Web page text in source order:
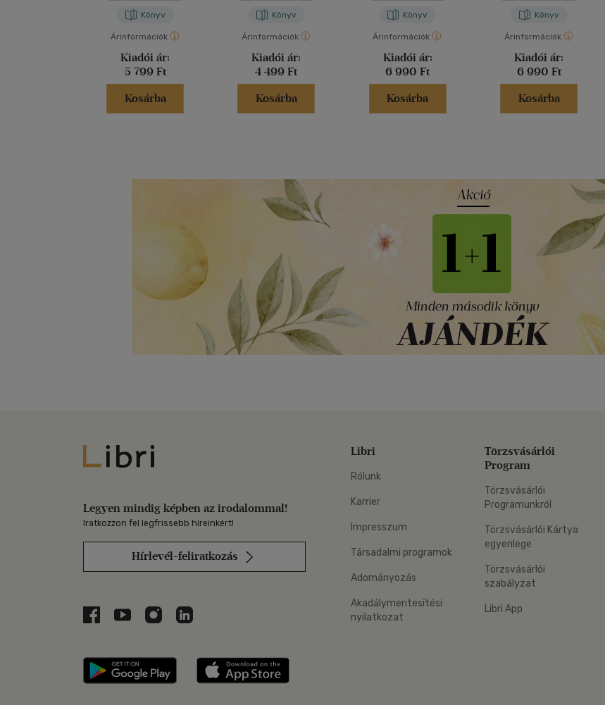
Könyv
Árinformációk
Kiadói ár:
5 799 Ft
Kosárba
Könyv
Árinformációk
Kiadói ár:
4 499 Ft
Kosárba
Könyv
Árinformációk
Kiadói ár:
6 990 Ft
Kosárba
Könyv
Árinformációk
Kiadói ár:
6 990 Ft
Kosárba
Libri
Legyen mindig képben az irodalommal!
Iratkozzon fel legfrissebb híreinkért!
Hírlevél-feliratkozás
Libri a Facebookon
Libri a Youtube-on
Libri az Instagramon
Libri a LinkedInen
Libri applikáció Szerezd meg: Google Play
Libri
Rólunk
Karrier
Impresszum
Társadalmi programok
Adományozás
Akadálymentesítési
nyilatkozat
Törzsvásárlói
Program
Törzsvásárlói
Programunkról
Törzsvásárlói Kártya
egyenlege
Törzsvásárlói
szabályzat
Libri App